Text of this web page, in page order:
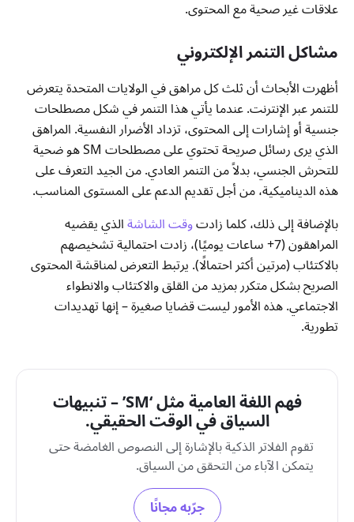
علاقات غير صحية مع المحتوى.
مشاكل التنمر الإلكتروني
أظهرت الأبحاث أن ثلث كل مراهق في الولايات المتحدة يتعرض
للتنمر عبر الإنترنت. عندما يأتي هذا التنمر في شكل مصطلحات
جنسية أو إشارات إلى المحتوى، تزداد الأضرار النفسية. المراهق
الذي يرى رسائل صريحة تحتوي على مصطلحات SM هو ضحية
للتحرش الجنسي، بدلاً من التنمر العادي. من الجيد التعرف على
هذه الديناميكية، من أجل تقديم الدعم على المستوى المناسب.
بالإضافة إلى ذلك، كلما زادتوقت الشاشةالذي يقضيه
المراهقون (7+ ساعات يوميًا)، زادت احتمالية تشخيصهم
بالاكتئاب (مرتين أكثر احتمالًا). يرتبط التعرض لمناقشة المحتوى
الصريح بشكل متكرر بمزيد من القلق والاكتئاب والانطواء
الاجتماعي. هذه الأمور ليست قضايا صغيرة – إنها تهديدات
تطورية.
فهم اللغة العامية مثل ‘SM’ – تنبيهات
السياق في الوقت الحقيقي.
تقوم الفلاتر الذكية بالإشارة إلى النصوص الغامضة حتى
يتمكن الآباء من التحقق من السياق.
جرّبه مجانًا